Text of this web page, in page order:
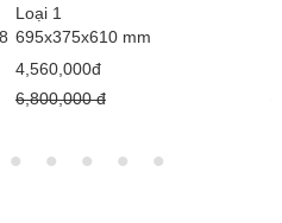
Loại 1
770 x 500 x 680 mm
5,020,000đ
7,890,000 đ